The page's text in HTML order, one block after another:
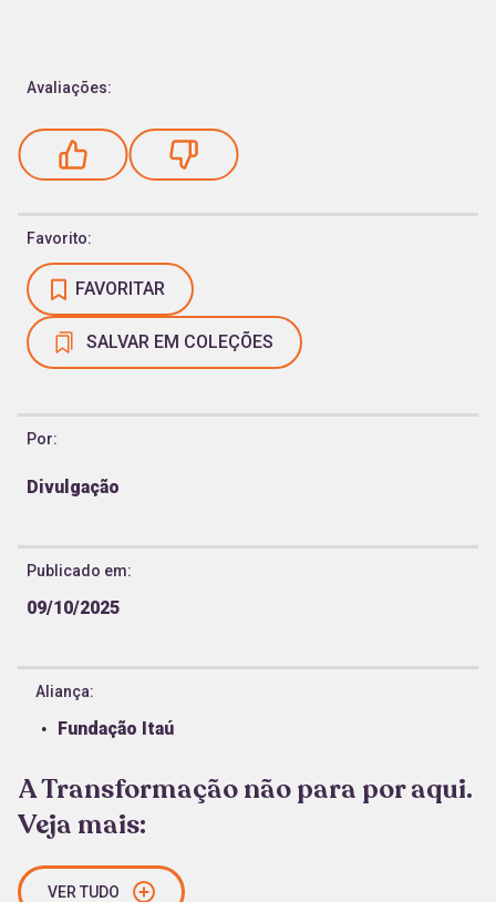
Avaliações:
Favorito:
FAVORITAR
SALVAR EM COLEÇÕES
Por:
Divulgação
Publicado em:
09/10/2025
Aliança:
Fundação Itaú
A Transformação não para por aqui.
Veja mais:
VER TUDO